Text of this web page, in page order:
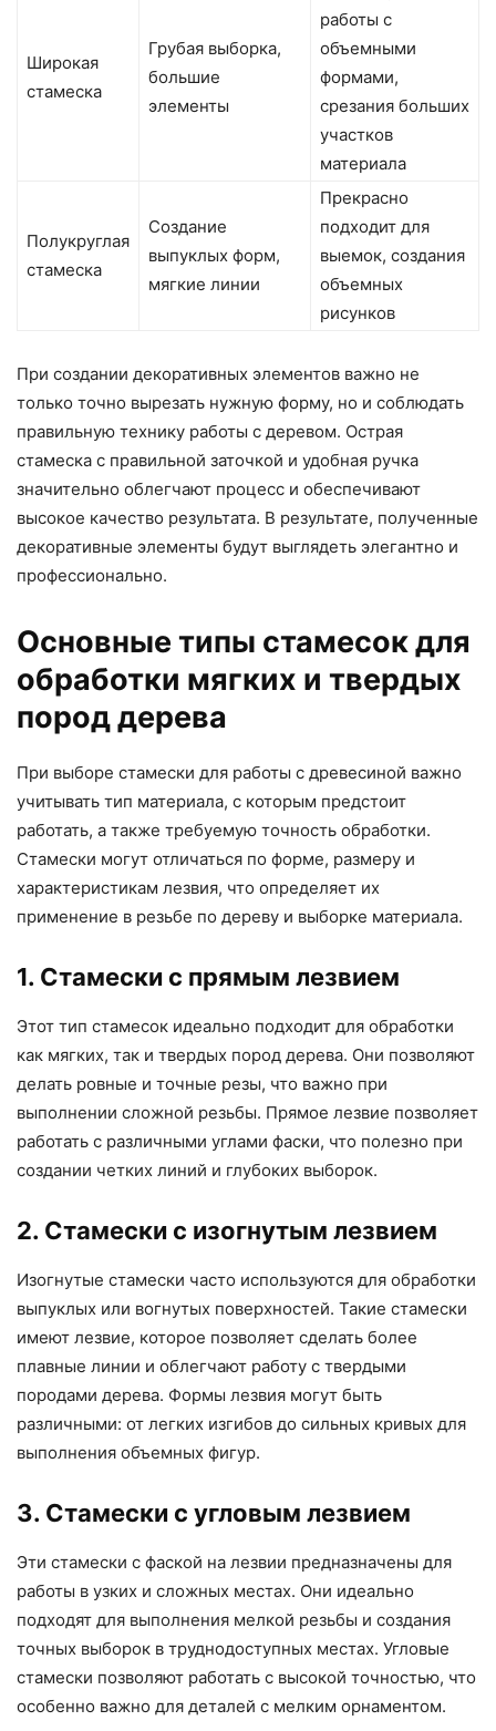
Широкая
стамеска
Грубая выборка,
большие
элементы
работы с
объемными
формами,
срезания больших
участков
материала
Полукруглая
стамеска
Создание
выпуклых форм,
мягкие линии
Прекрасно
подходит для
выемок, создания
объемных
рисунков
При создании декоративных элементов важно не
только точно вырезать нужную форму, но и соблюдать
правильную технику работы с деревом. Острая
стамеска с правильной заточкой и удобная ручка
значительно облегчают процесс и обеспечивают
высокое качество результата. В результате, полученные
декоративные элементы будут выглядеть элегантно и
профессионально.
Основные типы стамесок для
обработки мягких и твердых
пород дерева
При выборе стамески для работы с древесиной важно
учитывать тип материала, с которым предстоит
работать, а также требуемую точность обработки.
Стамески могут отличаться по форме, размеру и
характеристикам лезвия, что определяет их
применение в резьбе по дереву и выборке материала.
1. Стамески с прямым лезвием
Этот тип стамесок идеально подходит для обработки
как мягких, так и твердых пород дерева. Они позволяют
делать ровные и точные резы, что важно при
выполнении сложной резьбы. Прямое лезвие позволяет
работать с различными углами фаски, что полезно при
создании четких линий и глубоких выборок.
2. Стамески с изогнутым лезвием
Изогнутые стамески часто используются для обработки
выпуклых или вогнутых поверхностей. Такие стамески
имеют лезвие, которое позволяет сделать более
плавные линии и облегчают работу с твердыми
породами дерева. Формы лезвия могут быть
различными: от легких изгибов до сильных кривых для
выполнения объемных фигур.
3. Стамески с угловым лезвием
Эти стамески с фаской на лезвии предназначены для
работы в узких и сложных местах. Они идеально
подходят для выполнения мелкой резьбы и создания
точных выборок в труднодоступных местах. Угловые
стамески позволяют работать с высокой точностью, что
особенно важно для деталей с мелким орнаментом.